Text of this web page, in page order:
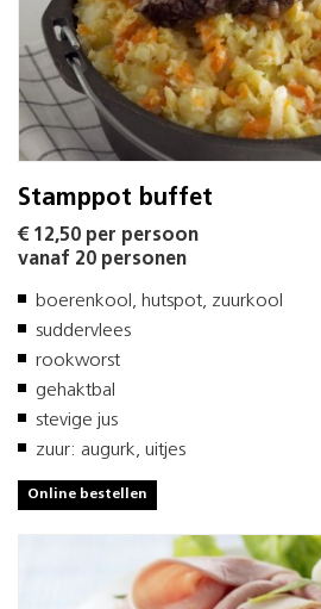
Stamppot buffet
€ 12,50 per persoon
vanaf 20 personen
boerenkool, hutspot, zuurkool
suddervlees
rookworst
gehaktbal
stevige jus
zuur: augurk, uitjes
Online bestellen